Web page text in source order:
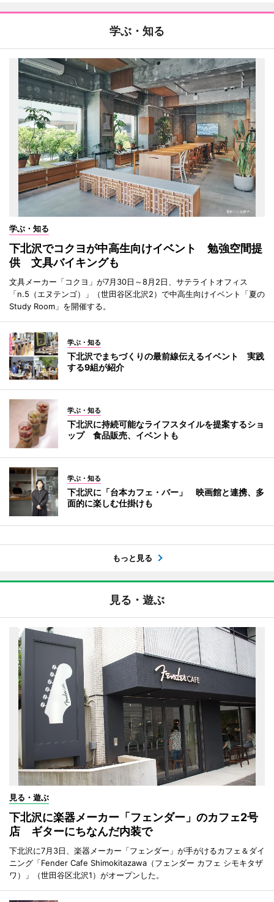
学ぶ・知る
学ぶ・知る
下北沢でコクヨが中高生向けイベント 勉強空間提
供 文具バイキングも
文具メーカー「コクヨ」が7月30日～8月2日、サテライトオフィス
「n.5（エヌテンゴ）」（世田谷区北沢2）で中高生向けイベント「夏の
Study Room」を開催する。
学ぶ・知る
下北沢でまちづくりの最前線伝えるイベント 実践
する9組が紹介
学ぶ・知る
下北沢に持続可能なライフスタイルを提案するショ
ップ 食品販売、イベントも
学ぶ・知る
下北沢に「台本カフェ・バー」 映画館と連携、多
面的に楽しむ仕掛けも
もっと見る
見る・遊ぶ
見る・遊ぶ
下北沢に楽器メーカー「フェンダー」のカフェ2号
店 ギターにちなんだ内装で
下北沢に7月3日、楽器メーカー「フェンダー」が手がけるカフェ＆ダイ
ニング「Fender Cafe Shimokitazawa（フェンダー カフェ シモキタザ
ワ）」（世田谷区北沢1）がオープンした。